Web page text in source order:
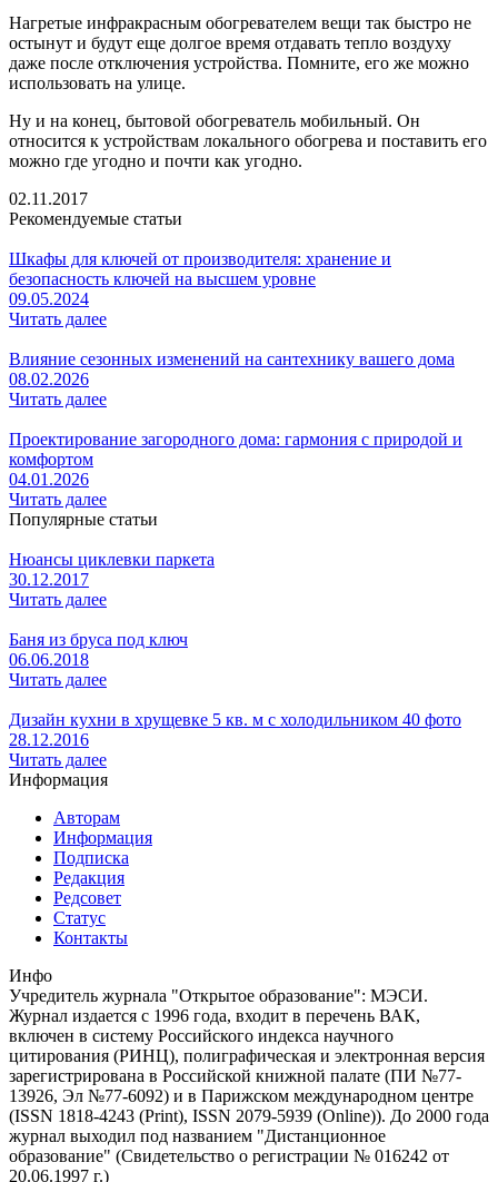
Нагретые инфракрасным обогревателем вещи так быстро не
остынут и будут еще долгое время отдавать тепло воздуху
даже после отключения устройства. Помните, его же можно
использовать на улице.
Ну и на конец, бытовой обогреватель мобильный. Он
относится к устройствам локального обогрева и поставить его
можно где угодно и почти как угодно.
02.11.2017
Рекомендуемые статьи
Шкафы для ключей от производителя: хранение и
безопасность ключей на высшем уровне
09.05.2024
Читать далее
Влияние сезонных изменений на сантехнику вашего дома
08.02.2026
Читать далее
Проектирование загородного дома: гармония с природой и
комфортом
04.01.2026
Читать далее
Популярные статьи
Нюансы циклевки паркета
30.12.2017
Читать далее
Баня из бруса под ключ
06.06.2018
Читать далее
Дизайн кухни в хрущевке 5 кв. м с холодильником 40 фото
28.12.2016
Читать далее
Информация
Авторам
Информация
Подписка
Редакция
Редсовет
Статус
Контакты
Инфо
Учредитель журнала "Открытое образование": МЭСИ.
Журнал издается с 1996 года, входит в перечень ВАК,
включен в систему Российского индекса научного
цитирования (РИНЦ), полиграфическая и электронная версия
зарегистрирована в Российской книжной палате (ПИ №77-
13926, Эл №77-6092) и в Парижском международном центре
(ISSN 1818-4243 (Print), ISSN 2079-5939 (Online)). До 2000 года
журнал выходил под названием "Дистанционное
образование" (Свидетельство о регистрации № 016242 от
20.06.1997 г.)